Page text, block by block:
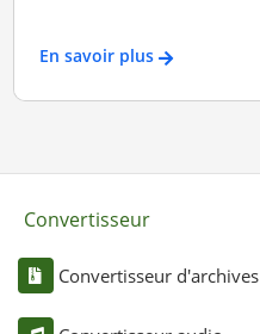
En savoir plus
Convertisseur
Convertisseur d'archives